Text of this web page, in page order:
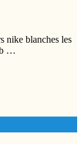
nike blanches les
b …